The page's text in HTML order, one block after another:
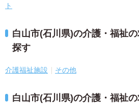
ト
白山市(石川県)の介護・福祉
探す
介護福祉施設 その他
白山市(石川県)の介護・福祉